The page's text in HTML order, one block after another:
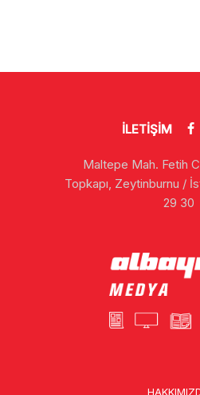
İLETİŞİM
Maltepe Mah. Fetih
Topkapı, Zeytinburnu /
29 30